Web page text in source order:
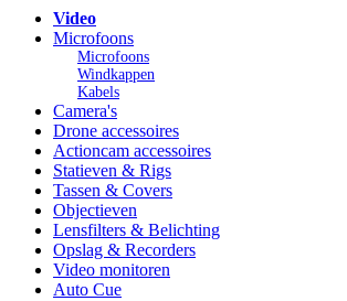
Video
Camera's
Drone accessoires
Actioncam accessoires
Statieven & Rigs
Microfoons
Microfoons
Windkappen
Kabels
Tassen & Covers
Objectieven
Lensfilters & Belichting
Opslag & Recorders
Video monitoren
Auto Cue